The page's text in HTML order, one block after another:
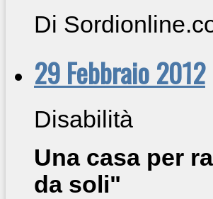
Di
29 Febbraio 2012
Disabilità
Una casa per
da soli"